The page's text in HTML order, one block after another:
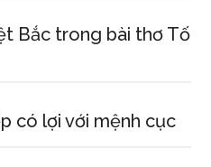
Bắc trong bài thơ Tố
có lợi với mệnh cục